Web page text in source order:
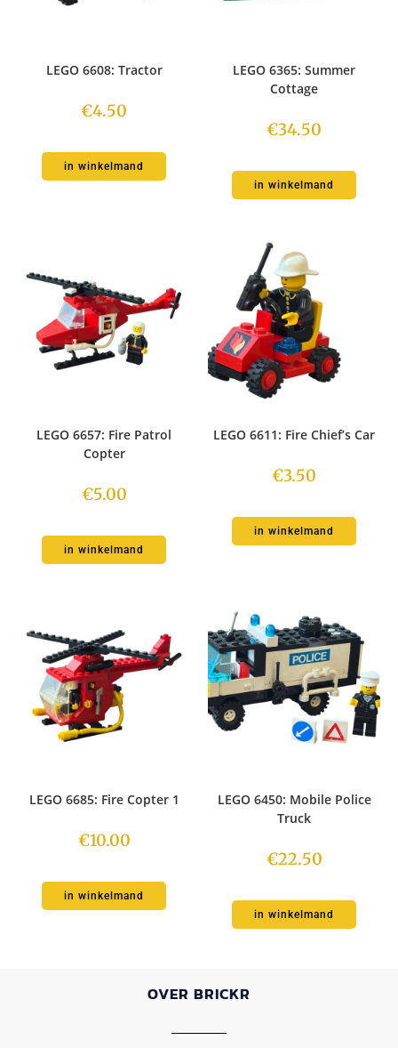
LEGO 6608: Tractor
€4.50
in winkelmand
LEGO 6365: Summer
Cottage
€34.50
in winkelmand
LEGO 6657: Fire Patrol
Copter
€5.00
in winkelmand
LEGO 6611: Fire Chief’s Car
€3.50
in winkelmand
LEGO 6685: Fire Copter 1
€10.00
in winkelmand
LEGO 6450: Mobile Police
Truck
€22.50
in winkelmand
OVER BRICKR